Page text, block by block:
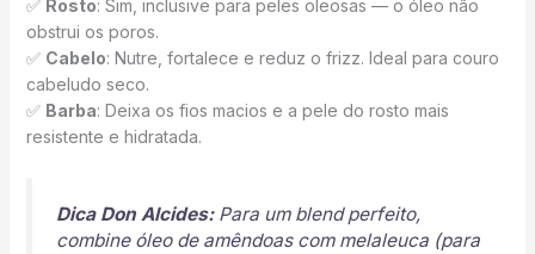
✅ Rosto: Sim, inclusive para peles oleosas — o óleo não
obstrui os poros.
✅ Cabelo: Nutre, fortalece e reduz o frizz. Ideal para couro
cabeludo seco.
✅ Barba: Deixa os fios macios e a pele do rosto mais
resistente e hidratada.
Dica Don Alcides:Para um blend perfeito,
combine óleo de amêndoas com melaleuca (para